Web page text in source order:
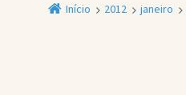
Início 2012 janeiro